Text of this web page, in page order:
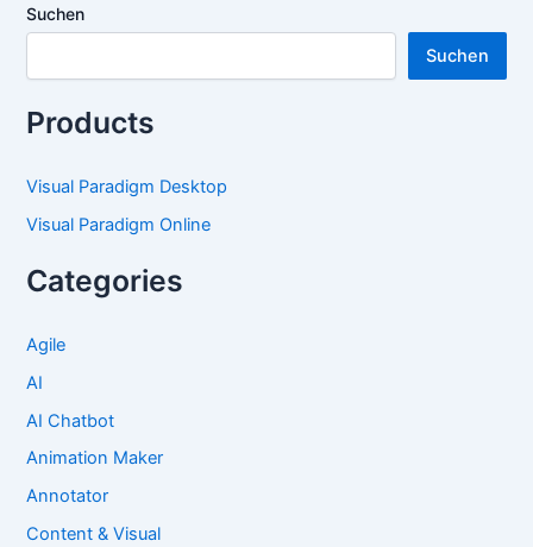
Suchen
Suchen
Products
Visual Paradigm Desktop
Visual Paradigm Online
Categories
Agile
AI
AI Chatbot
Animation Maker
Annotator
Content & Visual